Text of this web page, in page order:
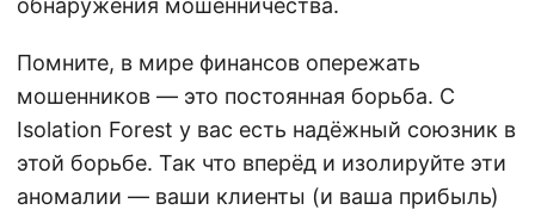
обнаружения мошенничества.
Помните, в мире финансов опережать
мошенников — это постоянная борьба. С
Isolation Forest у вас есть надёжный союзник в
этой борьбе. Так что вперёд и изолируйте эти
аномалии — ваши клиенты (и ваша прибыль)